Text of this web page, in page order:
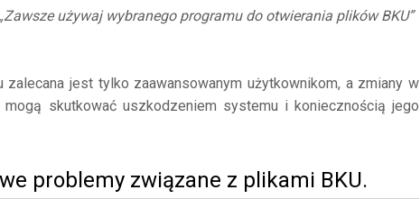
„Zawsze używaj wybranego programu do otwierania plików BKU”
zalecana jest tylko zaawansowanym użytkownikom, a zmiany w
skutkować uszkodzeniem systemu i koniecznością jego
problemy związane z plikami BKU.